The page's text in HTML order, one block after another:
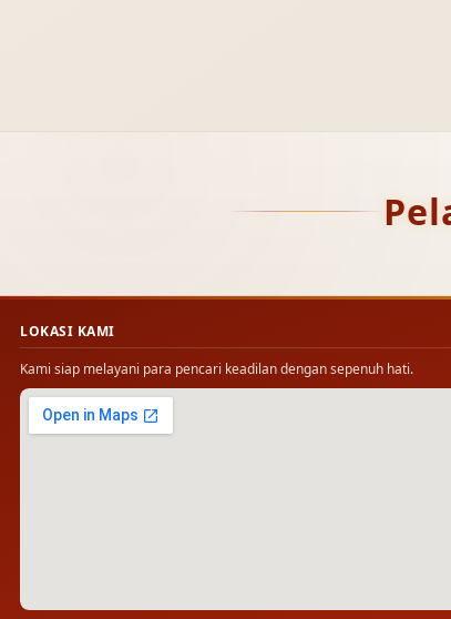
LOKASI KAMI
Kami siap melayani para pencari keadilan dengan sepenuh hati.